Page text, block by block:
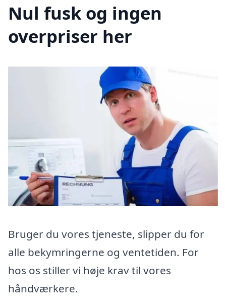
Nul fusk og ingen
overpriser her
Bruger du vores tjeneste, slipper du for
alle bekymringerne og ventetiden. For
hos os stiller vi høje krav til vores
håndværkere.